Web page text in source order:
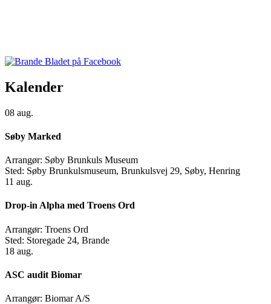
Kalender
08 aug.
Søby Marked
Arrangør: Søby Brunkuls Museum
Sted: Søby Brunkulsmuseum, Brunkulsvej 29, Søby, Henring
11 aug.
Drop-in Alpha med Troens Ord
Arrangør: Troens Ord
Sted: Storegade 24, Brande
18 aug.
ASC audit Biomar
Arrangør: Biomar A/S